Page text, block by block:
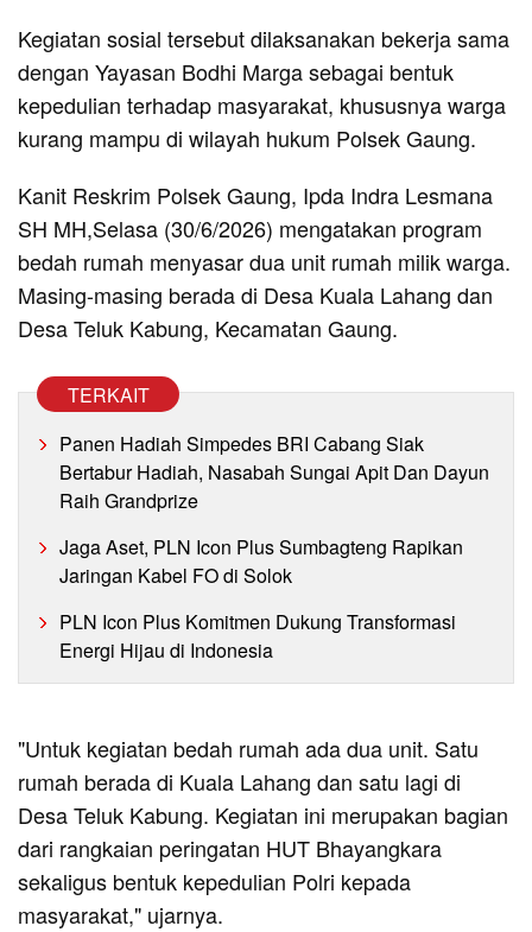
Kegiatan sosial tersebut dilaksanakan bekerja sama
dengan Yayasan Bodhi Marga sebagai bentuk
kepedulian terhadap masyarakat, khususnya warga
kurang mampu di wilayah hukum Polsek Gaung.
Kanit Reskrim Polsek Gaung, Ipda Indra Lesmana
SH MH,Selasa (30/6/2026) mengatakan program
bedah rumah menyasar dua unit rumah milik warga.
Masing-masing berada di Desa Kuala Lahang dan
Desa Teluk Kabung, Kecamatan Gaung.
TERKAIT
Panen Hadiah Simpedes BRI Cabang Siak
Bertabur Hadiah, Nasabah Sungai Apit Dan Dayun
Raih Grandprize
Jaga Aset, PLN Icon Plus Sumbagteng Rapikan
Jaringan Kabel FO di Solok
PLN Icon Plus Komitmen Dukung Transformasi
Energi Hijau di Indonesia
"Untuk kegiatan bedah rumah ada dua unit. Satu
rumah berada di Kuala Lahang dan satu lagi di
Desa Teluk Kabung. Kegiatan ini merupakan bagian
dari rangkaian peringatan HUT Bhayangkara
sekaligus bentuk kepedulian Polri kepada
masyarakat," ujarnya.